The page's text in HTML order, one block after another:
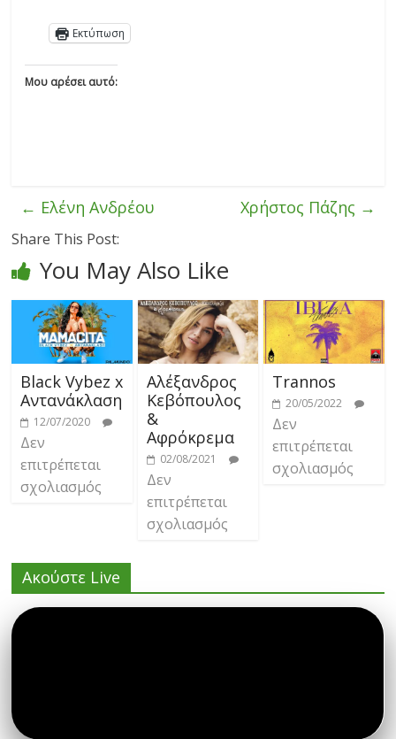
Εκτύπωση
Μου αρέσει αυτό:
← Ελένη Ανδρέου Χρήστος Πάζης →
Share This Post:
You May Also Like
Black Vybez x
Αντανάκλαση
12/07/2020
Δεν
επιτρέπεται
σχολιασμός
Αλέξανδρος
Κεβόπουλος
&
Αφρόκρεμα
02/08/2021
Δεν
επιτρέπεται
σχολιασμός
Trannos
20/05/2022
Δεν
επιτρέπεται
σχολιασμός
Ακούστε Live